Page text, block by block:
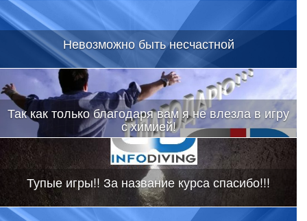
Невозможно быть несчастной
Так как только благодаря вам я не влезла в игру
с химией!
Тупые игры!! За название курса спасибо!!!